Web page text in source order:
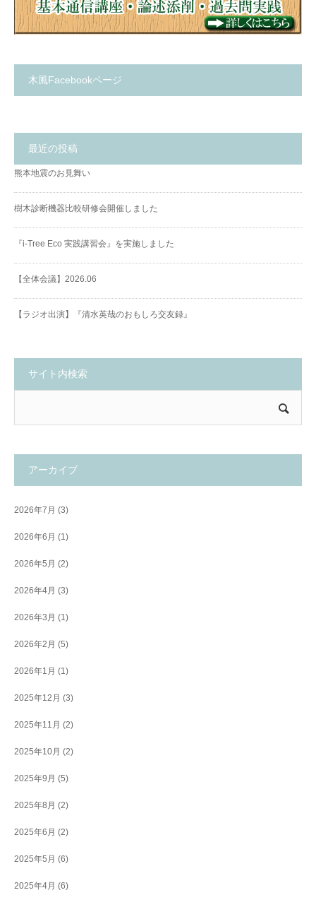
木風Facebookページ
最近の投稿
熊本地震のお見舞い
樹木診断機器比較研修会開催しました
『i-Tree Eco 実践講習会』を実施しました
【全体会議】2026.06
【ラジオ出演】『清水英哉のおもしろ交友録』
サイト内検索
アーカイブ
2026年7月 (3)
2026年6月 (1)
2026年5月 (2)
2026年4月 (3)
2026年3月 (1)
2026年2月 (5)
2026年1月 (1)
2025年12月 (3)
2025年11月 (2)
2025年10月 (2)
2025年9月 (5)
2025年8月 (2)
2025年6月 (2)
2025年5月 (6)
2025年4月 (6)